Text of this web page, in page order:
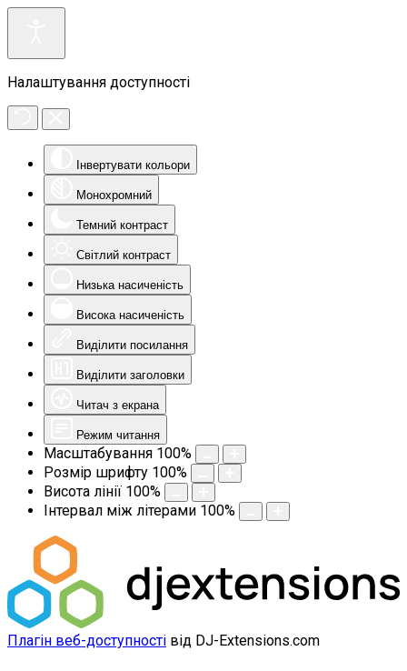
Налаштування доступності
Інвертувати кольори
Монохромний
Темний контраст
Світлий контраст
Низька насиченість
Висока насиченість
Виділити посилання
Виділити заголовки
Читач з екрана
Режим читання
Масштабування 100%
Розмір шрифту 100%
Висота лінії 100%
Інтервал між літерами 100%
Плагін веб-доступності від DJ-Extensions.com